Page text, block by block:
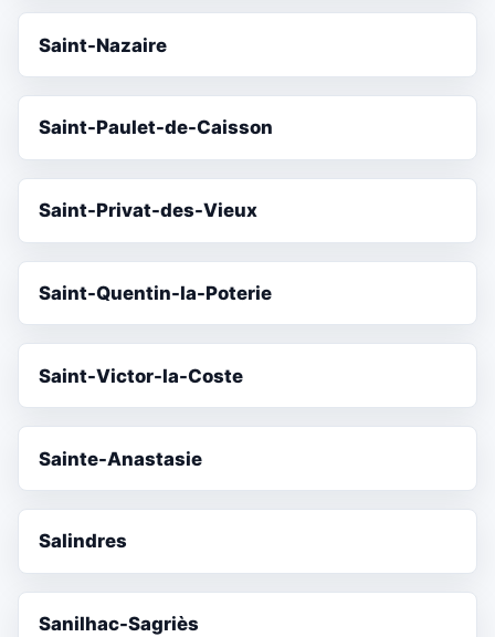
Saint-Nazaire
Saint-Paulet-de-Caisson
Saint-Privat-des-Vieux
Saint-Quentin-la-Poterie
Saint-Victor-la-Coste
Sainte-Anastasie
Salindres
Sanilhac-Sagriès